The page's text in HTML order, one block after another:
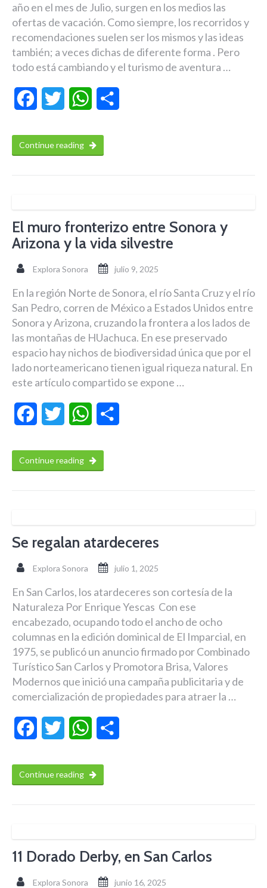
año en el mes de Julio, surgen en los medios las
ofertas de vacación. Como siempre, los recorridos y
recomendaciones suelen ser los mismos y las ideas
también; a veces dichas de diferente forma . Pero
todo está cambiando y el turismo de aventura …
FacebookTwitter WhatsApp
Continue reading
El muro fronterizo entre Sonora y
Arizona y la vida silvestre
Explora Sonora julio 9, 2025
En la región Norte de Sonora, el río Santa Cruz y el río
San Pedro, corren de México a Estados Unidos entre
Sonora y Arizona, cruzando la frontera a los lados de
las montañas de HUachuca. En ese preservado
espacio hay nichos de biodiversidad única que por el
lado norteamericano tienen igual riqueza natural. En
este artículo compartido se expone …
FacebookTwitter WhatsApp
Continue reading
Se regalan atardeceres
Explora Sonora julio 1, 2025
En San Carlos, los atardeceres son cortesía de la
Naturaleza Por Enrique Yescas Con ese
encabezado, ocupando todo el ancho de ocho
columnas en la edición dominical de El Imparcial, en
1975, se publicó un anuncio firmado por Combinado
Turístico San Carlos y Promotora Brisa, Valores
Modernos que inició una campaña publicitaria y de
comercialización de propiedades para atraer la …
FacebookTwitter WhatsApp
Continue reading
11 Dorado Derby, en San Carlos
Explora Sonora junio 16, 2025